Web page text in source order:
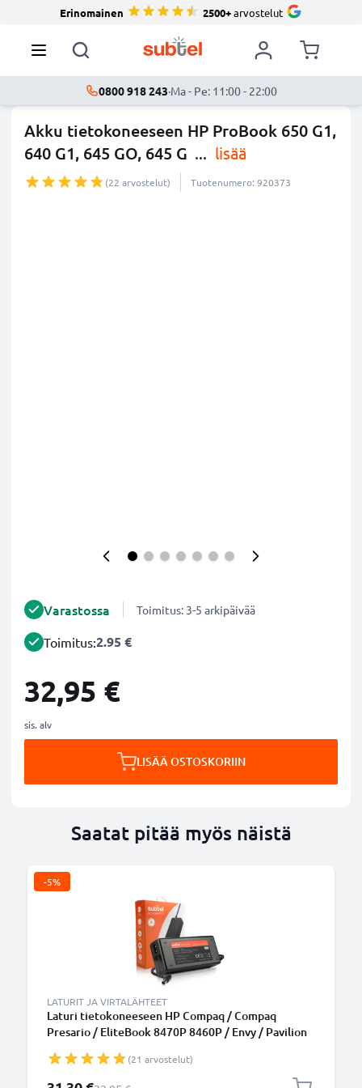
Erinomainen 2500+arvostelut
0800 918 243·Ma - Pe: 11:00 - 22:00
Akku tietokoneeseen HP ProBook 650 G1,
640 G1, 645 GO, 645 G ... lisää
(22 arvostelut) Tuotenumero: 920373
Varastossa Toimitus: 3-5 arkipäivää
Toimitus:2.95 €
32,95 €
sis. alv
LISÄÄ OSTOSKORIIN
Saatat pitää myös näistä
-5%
LATURIT JA VIRTALÄHTEET
Laturi tietokoneeseen HP Compaq / Compaq
Presario / EliteBook 8470P 8460P / Envy / Pavilion
001 tarvikelaturi, 2.6m virtajohto, laturi
(21 arvostelut)
Erikoishinta